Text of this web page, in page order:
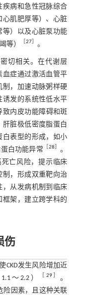
疾病和急性冠脉综合
心肌肥厚等）、心脏
等）以及心脏泵功能
等）
［27］ 。
密切相关。在代谢层
血症通过激活血管平
，加速动脉粥样硬
诱发的系统性低水平
致内皮功能障碍和斑
脏极低密度脂蛋白
白表型的形成，如小
白功能异常 ［28］ 。
死亡风险，提示临床
，形成双重靶向治
，从发病机制到临床
架，建立跨学科的
伤
CKD发生风险增加近
1.1～2.2） ［ 29］ 。
险因素，且这种关联